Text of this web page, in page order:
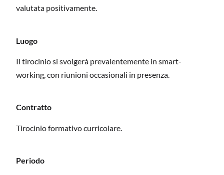
valutata positivamente.
Luogo
Il tirocinio si svolgerà prevalentemente in smart-
working, con riunioni occasionali in presenza.
Contratto
Tirocinio formativo curricolare.
Periodo